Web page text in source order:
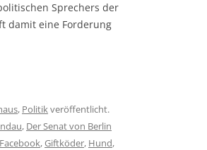
Sprechers der
damit eine Forderung
, Politikveröffentlicht.
, Der Senat von Berlin
Facebook,Giftköder, Hund,